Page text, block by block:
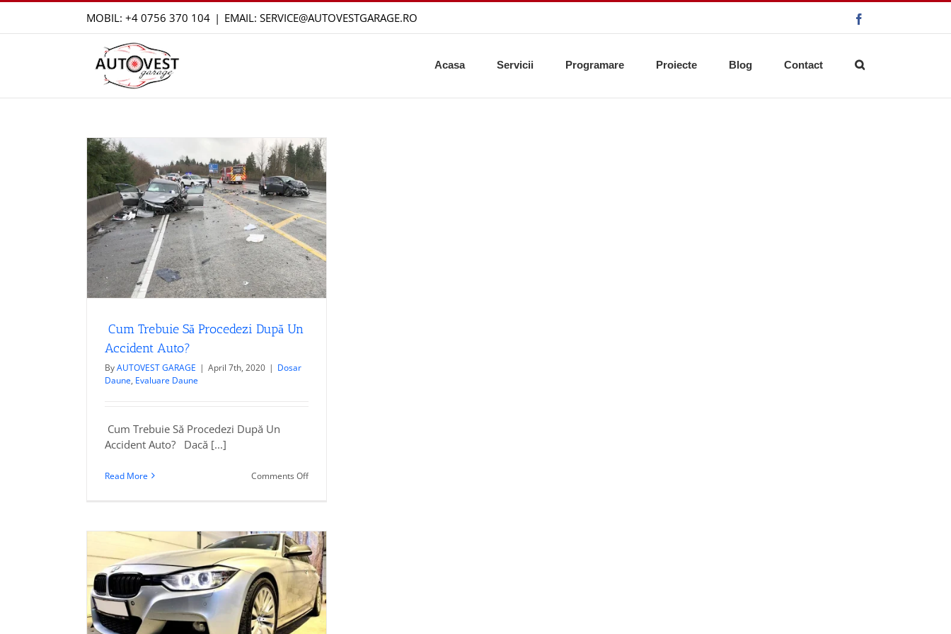
content
MOBIL: +4 0756 370 104 | EMAIL: SERVICE@AUTOVESTGARAGE.RO
Acasa Servicii Programare Proiecte Blog Contact
Cum Trebuie Să Procedezi După Un
Accident Auto?
ByAUTOVEST GARAGE | April 7th, 2020 | Dosar
Daune, Evaluare Daune
Cum Trebuie Să Procedezi După Un
Accident Auto? Dacă [...]
Read More Comments Offon
După
Un
Accident
Auto?